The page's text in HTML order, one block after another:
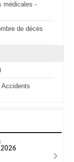
médicales -
de décès
Accidents